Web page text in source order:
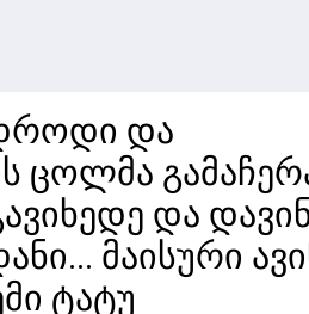
და
ცოლმა
და
მაისური
ტატუ